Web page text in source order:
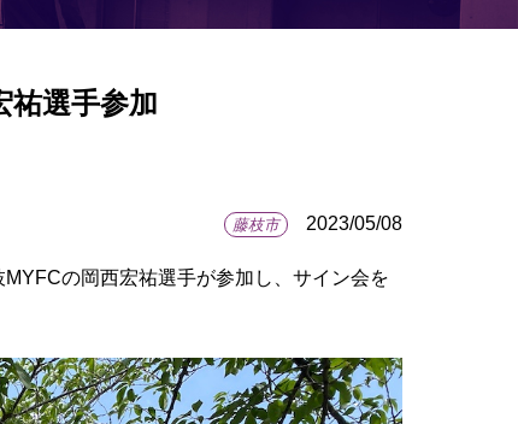
祐選手参加
藤枝市 2023/05/08
の岡西宏祐選手が参加し、サイン会を